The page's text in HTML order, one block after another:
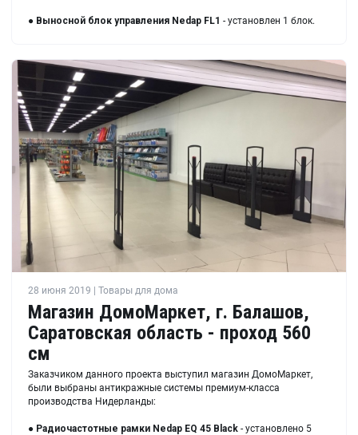
● Выносной блок управления Nedap FL1 - установлен 1 блок.
28 июня 2019 | Товары для дома
Магазин ДомоМаркет, г. Балашов,
Саратовская область - проход 560
см
Заказчиком данного проекта выступил магазин ДомоМаркет,
были выбраны антикражные системы премиум-класса
производства Нидерланды:
● Радиочастотные рамки Nedap EQ 45 Black - установлено 5